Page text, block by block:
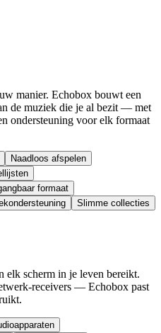
manier. Echobox bouwt een
de muziek die je al bezit — met
ondersteuning voor elk formaat
Naadloos afspelen
formaat
Slimme collecties
elk scherm in je leven bereikt.
receivers — Echobox past